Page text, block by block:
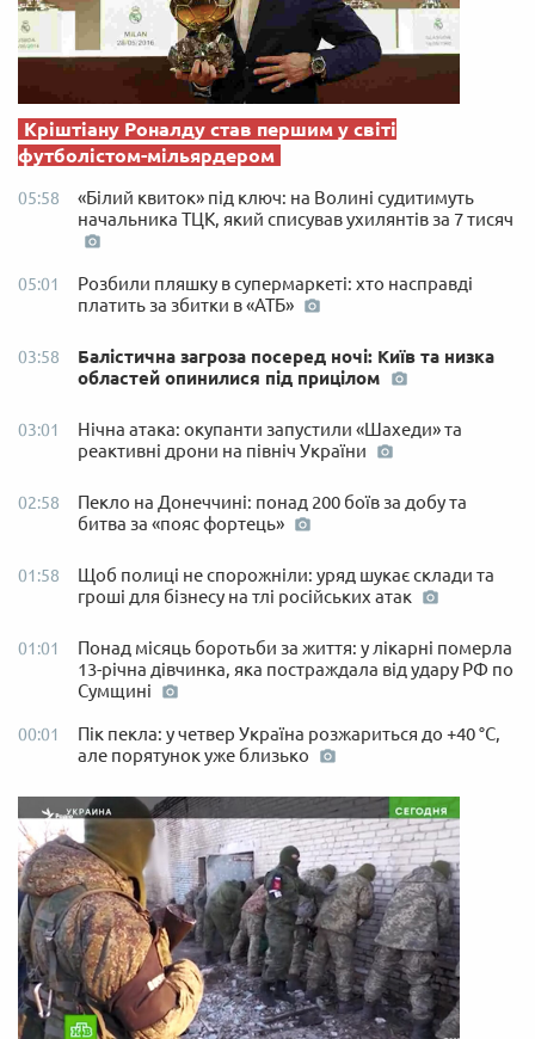
Кріштіану Роналду став першим у світі
футболістом-мільярдером
05:58
«Білий квиток» під ключ: на Волині судитимуть
начальника ТЦК, який списував ухилянтів за 7 тисяч
05:01
Розбили пляшку в супермаркеті: хто насправді
платить за збитки в «АТБ»
03:58
Балістична загроза посеред ночі: Київ та низка
областей опинилися під прицілом
03:01
Нічна атака: окупанти запустили «Шахеди» та
реактивні дрони на північ України
02:58
Пекло на Донеччині: понад 200 боїв за добу та
битва за «пояс фортець»
01:58
Щоб полиці не спорожніли: уряд шукає склади та
гроші для бізнесу на тлі російських атак
01:01
Понад місяць боротьби за життя: у лікарні померла
13-річна дівчинка, яка постраждала від удару РФ по
Сумщині
00:01
Пік пекла: у четвер Україна розжариться до +40 °C,
але порятунок уже близько